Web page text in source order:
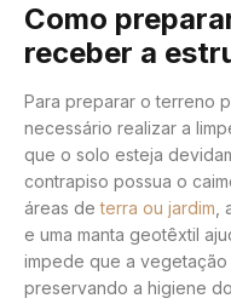
Como
receber a
Para preparar o terreno
necessário realizar a
que o solo esteja
contrapiso possua o
áreas deterra ou jardim
e uma manta geotêxtil
impede que a
preservando a higiene